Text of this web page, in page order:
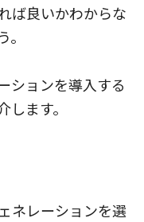
ば良いかわからな
ションを導入する
ます。
ネレーションを選